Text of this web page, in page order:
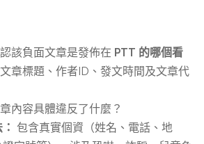
該負面文章是發佈在 PTT 的哪個看
章標題、作者ID、發文時間及文章代
內容具體違反了什麼？
包含真實個資（姓名、電話、地